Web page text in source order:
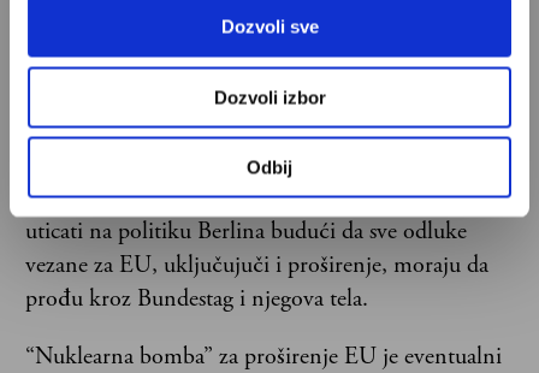
Dozvoli sve
Dozvoli izbor
Odbij
Merkel, skrenula je prilično udesno sa novim
liderom Fridrihom Mercom i udaljila se od
evropskog federalističkog kursa. Sanitarni kordon
oko AFD će verovatno izdržati probu i u sledećem
sazivu Bundestaga. Međutim, ako nemačka ultra
desnica osvoji više od 20 odsto glasova, značajno će
uticati na politiku Berlina budući da sve odluke
vezane za EU, uključujuči i proširenje, moraju da
prođu kroz Bundestag i njegova tela.
“Nuklearna bomba” za proširenje EU je eventualni